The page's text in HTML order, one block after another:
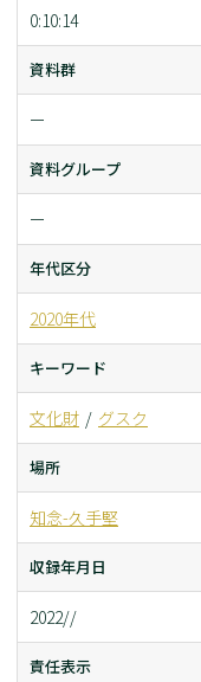
0:10:14
資料群
ー
資料グループ
ー
年代区分
2020年代
キーワード
文化財 グスク
場所
知念-久手堅
収録年月日
2022//
責任表示